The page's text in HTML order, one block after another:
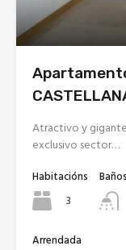
Atractivo y
exclusivo sector…
Habitacións
3
Baños
Arrendada